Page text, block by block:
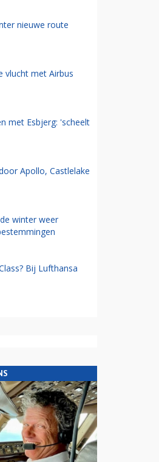
nieuwe route
vlucht met Airbus
met Esbjerg: 'scheelt
Apollo, Castlelake
winter weer
Bij Lufthansa